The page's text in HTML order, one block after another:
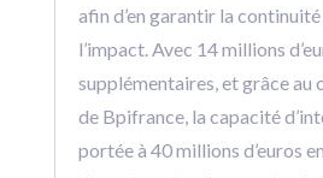
afin d’en garantir la
l’impact. Avec 14 millions
supplémentaires, et grâce au
de Bpifrance, la capacité
portée à 40 millions d’euros